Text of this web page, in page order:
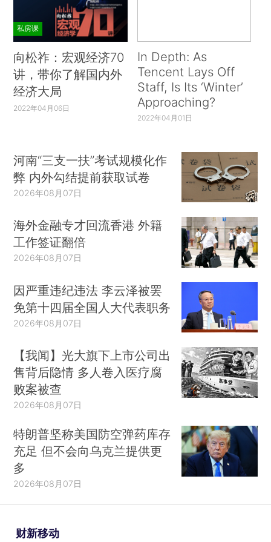
私房课
向松祚：宏观经济70
讲，带你了解国内外
经济大局
2022年04月06日
In Depth: As
Tencent Lays Off
Staff, Is Its ‘Winter’
Approaching?
2022年04月01日
河南“三支一扶”考试规模化作
弊 内外勾结提前获取试卷
2026年08月07日
海外金融专才回流香港 外籍
工作签证翻倍
2026年08月07日
因严重违纪违法 李云泽被罢
免第十四届全国人大代表职务
2026年08月07日
【我闻】光大旗下上市公司出
售背后隐情 多人卷入医疗腐
败案被查
2026年08月07日
特朗普坚称美国防空弹药库存
充足 但不会向乌克兰提供更
多
2026年08月07日
财新移动